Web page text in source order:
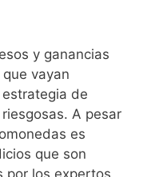
y ganancias
vayan
de
A pesar
es
que son
por los expertos